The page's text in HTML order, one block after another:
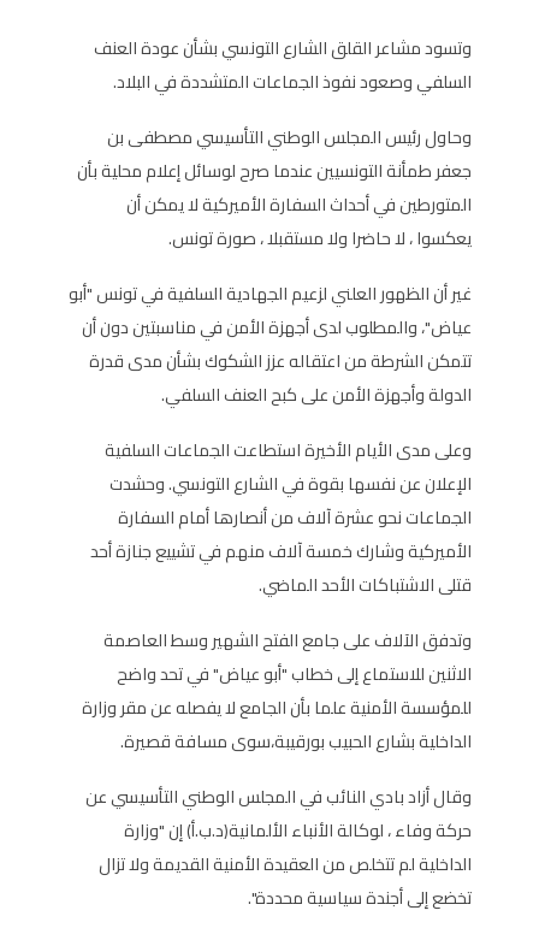
وتسود مشاعر القلق الشارع التونسي بشأن عودة العنف
السلفي وصعود نفوذ الجماعات المتشددة في البلاد.
وحاول رئيس المجلس الوطني التأسيسي مصطفى بن
جعفر طمأنة التونسيين عندما صرح لوسائل إعلام محلية بأن
المتورطين في أحداث السفارة الأميركية لا يمكن أن
يعكسوا ، لا حاضرا ولا مستقبلا ، صورة تونس.
غير أن الظهور العلني لزعيم الجهادية السلفية في تونس "أبو
عياض"، والمطلوب لدى أجهزة الأمن في مناسبتين دون أن
تتمكن الشرطة من اعتقاله عزز الشكوك بشأن مدى قدرة
الدولة وأجهزة الأمن على كبح العنف السلفي.
وعلى مدى الأيام الأخيرة استطاعت الجماعات السلفية
الإعلان عن نفسها بقوة في الشارع التونسي. وحشدت
الجماعات نحو عشرة آلاف من أنصارها أمام السفارة
الأميركية وشارك خمسة آلاف منهم في تشييع جنازة أحد
قتلى الاشتباكات الأحد الماضي.
وتدفق الآلاف على جامع الفتح الشهير وسط العاصمة
الاثنين للاستماع إلى خطاب "أبو عياض" في تحد واضح
للمؤسسة الأمنية علما بأن الجامع لا يفصله عن مقر وزارة
الداخلية بشارع الحبيب بورقيبة،سوى مسافة قصيرة.
وقال أزاد بادي النائب في المجلس الوطني التأسيسي عن
حركة وفاء ، لوكالة الأنباء الألمانية(د.ب.أ) إن "وزارة
الداخلية لم تتخلص من العقيدة الأمنية القديمة ولا تزال
تخضع إلى أجندة سياسية محددة".